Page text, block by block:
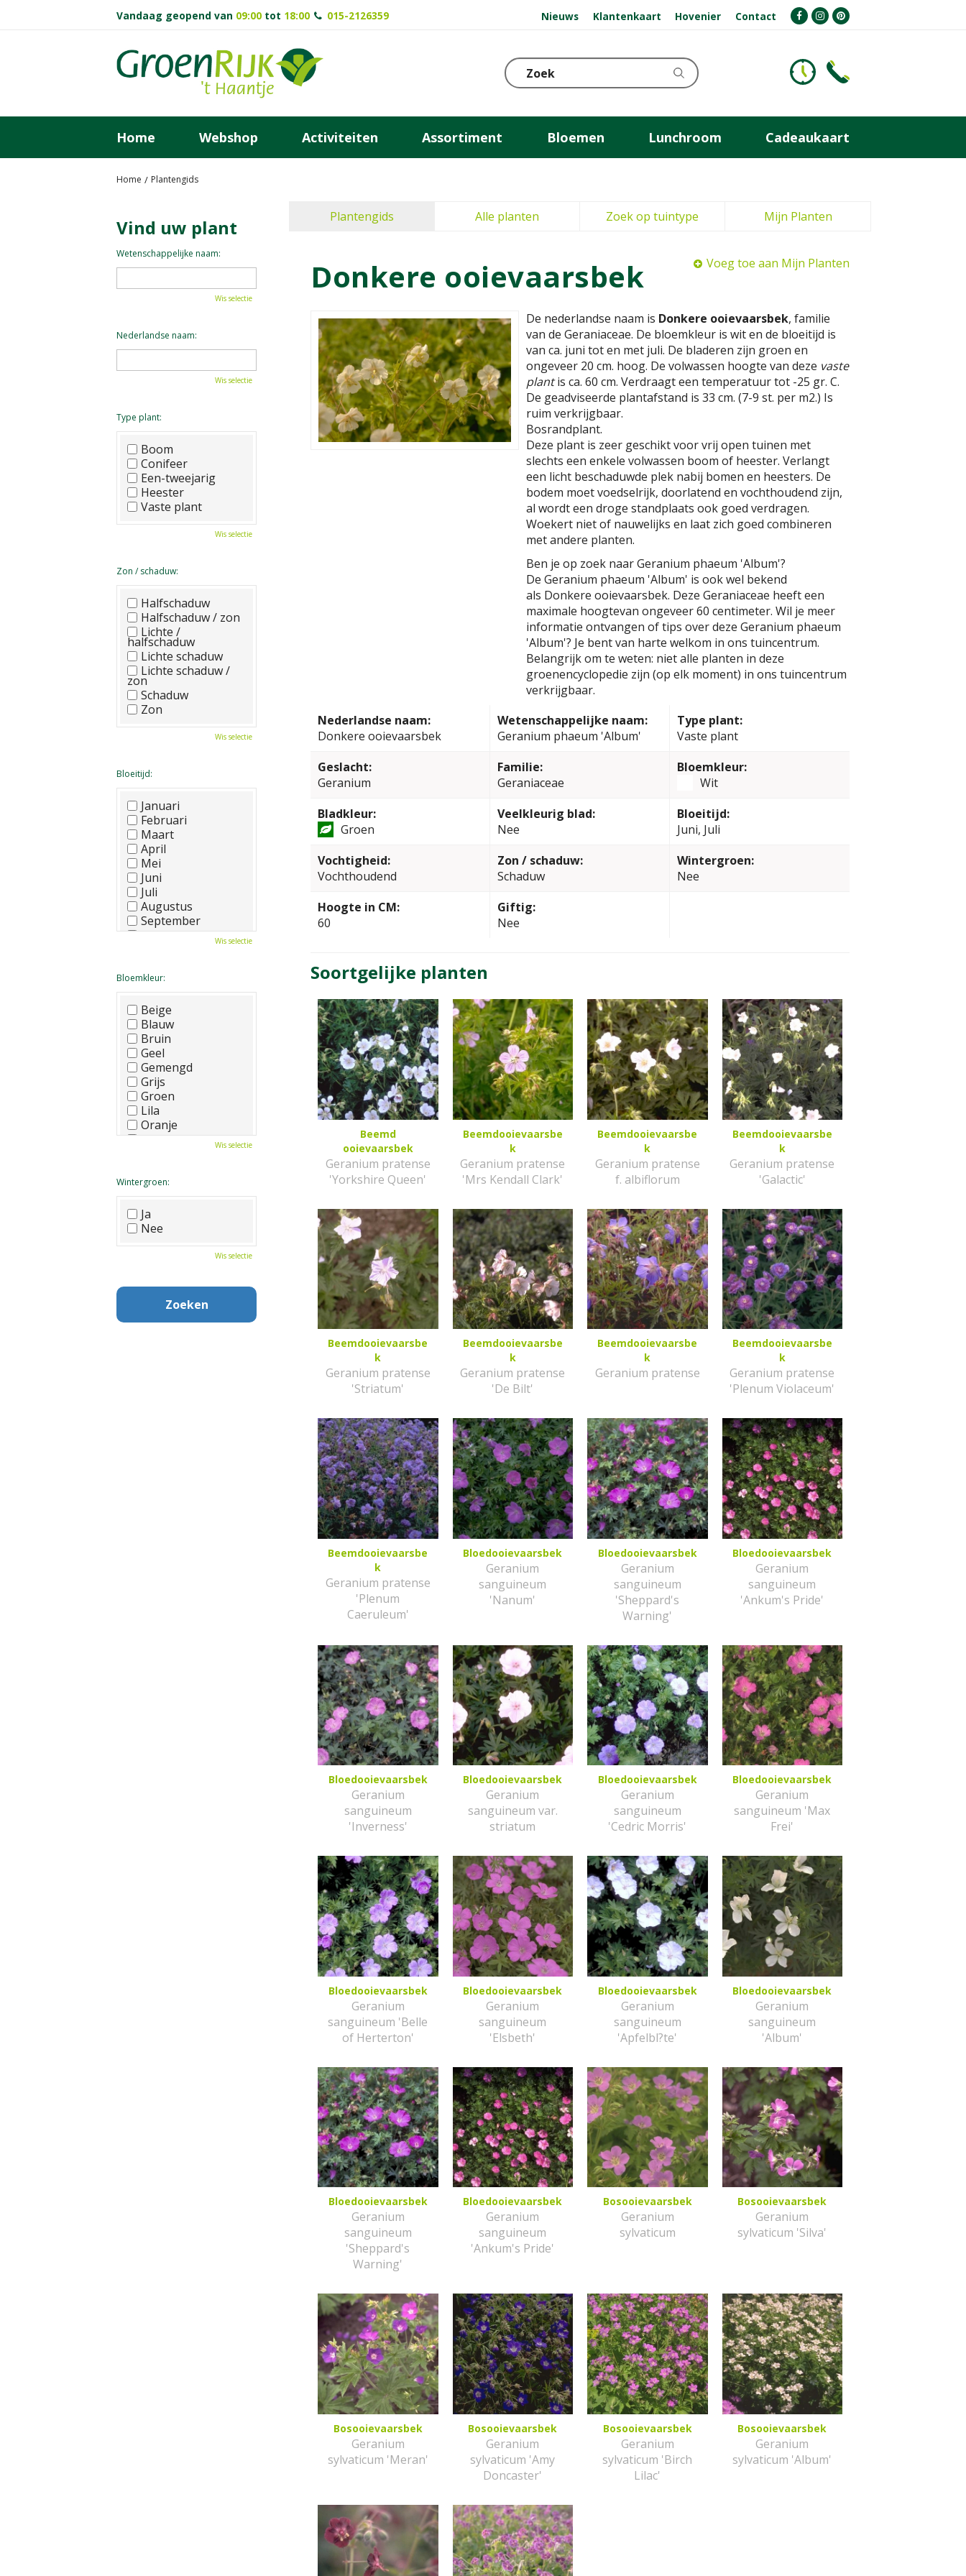
Home Plantengids
Vandaag geopend van 09:00 tot 18:00 015-2126359 Nieuws Klantenkaart Hovenier Contact
Home Webshop Activiteiten Assortiment Bloemen Lunchroom Cadeaukaart
Plantengids Alle planten Zoek op tuintype Mijn Planten
Donkere ooievaarsbek Voeg toe aan Mijn Planten
De nederlandse naam is Donkere ooievaarsbek, familie
van de Geraniaceae. De bloemkleur is wit en de bloeitijd is
van ca. juni tot en met juli. De bladeren zijn groen en
ongeveer 20 cm. hoog. De volwassen hoogte van deze vaste
plantis ca. 60 cm. Verdraagt een temperatuur tot -25 gr. C.
De geadviseerde plantafstand is 33 cm. (7-9 st. per m2.) Is
ruim verkrijgbaar.
Bosrandplant.
Deze plant is zeer geschikt voor vrij open tuinen met
slechts een enkele volwassen boom of heester. Verlangt
een licht beschaduwde plek nabij bomen en heesters. De
bodem moet voedselrijk, doorlatend en vochthoudend zijn,
al wordt een droge standplaats ook goed verdragen.
Woekert niet of nauwelijks en laat zich goed combineren
met andere planten.
Ben je op zoek naar Geranium phaeum 'Album'?
De Geranium phaeum 'Album' is ook wel bekend
als Donkere ooievaarsbek. Deze Geraniaceae heeft een
maximale hoogtevan ongeveer 60 centimeter. Wil je meer
informatie ontvangen of tips over deze Geranium phaeum
'Album'? Je bent van harte welkom in ons tuincentrum.
Belangrijk om te weten: niet alle planten in deze
groenencyclopedie zijn (op elk moment) in ons tuincentrum
verkrijgbaar.
Nederlandse naam:
Donkere ooievaarsbek
Wetenschappelijke naam:
Geranium phaeum 'Album'
Type plant:
Vaste plant
Geslacht:
Geranium
Familie:
Geraniaceae
Bloemkleur:
Wit
Bladkleur:
Groen
Veelkleurig blad:
Nee
Bloeitijd:
Juni, Juli
Vochtigheid:
Vochthoudend
Zon / schaduw:
Schaduw
Wintergroen:
Nee
Hoogte in CM:
60
Giftig:
Nee
Soortgelijke planten
Beemd
ooievaarsbek
Geranium pratense
'Yorkshire Queen'
Beemdooievaarsbe
k
Geranium pratense
'Mrs Kendall Clark'
Beemdooievaarsbe
k
Geranium pratense
f. albiflorum
Beemdooievaarsbe
k
Geranium pratense
'Galactic'
Beemdooievaarsbe
k
Geranium pratense
'Striatum'
Beemdooievaarsbe
k
Geranium pratense
'De Bilt'
Beemdooievaarsbe
k
Geranium pratense
Beemdooievaarsbe
k
Geranium pratense
'Plenum Violaceum'
Beemdooievaarsbe
k
Geranium pratense
'Plenum
Caeruleum'
Bloedooievaarsbek
Geranium
sanguineum
'Nanum'
Bloedooievaarsbek
Geranium
sanguineum
'Sheppard's
Warning'
Bloedooievaarsbek
Geranium
sanguineum
'Ankum's Pride'
Bloedooievaarsbek
Geranium
sanguineum
'Inverness'
Bloedooievaarsbek
Geranium
sanguineum var.
striatum
Bloedooievaarsbek
Geranium
sanguineum
'Cedric Morris'
Bloedooievaarsbek
Geranium
sanguineum 'Max
Frei'
Bloedooievaarsbek
Geranium
sanguineum 'Belle
of Herterton'
Bloedooievaarsbek
Geranium
sanguineum
'Elsbeth'
Bloedooievaarsbek
Geranium
sanguineum
'Apfelbl?te'
Bloedooievaarsbek
Geranium
sanguineum
'Album'
Bloedooievaarsbek
Geranium
sanguineum
'Sheppard's
Warning'
Bloedooievaarsbek
Geranium
sanguineum
'Ankum's Pride'
Bosooievaarsbek
Geranium
sylvaticum
Bosooievaarsbek
Geranium
sylvaticum 'Silva'
Bosooievaarsbek
Geranium
sylvaticum 'Meran'
Bosooievaarsbek
Geranium
sylvaticum 'Amy
Doncaster'
Bosooievaarsbek
Geranium
sylvaticum 'Birch
Lilac'
Bosooievaarsbek
Geranium
sylvaticum 'Album'
Vind uw plant
Wetenschappelijke naam:
Wis selectie
Nederlandse naam:
Wis selectie
Type plant:
Boom
Conifeer
Een-tweejarig
Heester
Vaste plant
Wis selectie
Zon / schaduw:
Halfschaduw
Halfschaduw / zon
Lichte /
halfschaduw
Lichte schaduw
Lichte schaduw /
zon
Schaduw
Zon
Wis selectie
Bloeitijd:
Januari
Februari
Maart
April
Mei
Juni
Juli
Augustus
September
Oktober
Wis selectie
Bloemkleur:
Beige
Blauw
Bruin
Geel
Gemengd
Grijs
Groen
Lila
Oranje
Paars
Wit
Zwart
Wis selectie
Wintergroen:
Ja
Nee
Wis selectie